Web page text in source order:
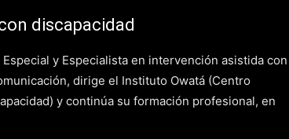
discapacidad
y Especialista en intervención asistida con
dirige el Instituto Owatá (Centro
y continúa su formación profesional, en